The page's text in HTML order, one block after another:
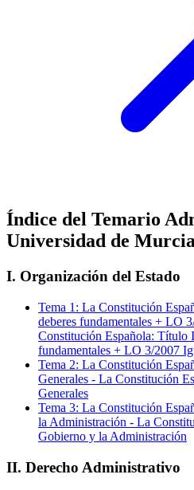
Índice del Temario
Universidad de
I. Organización del Estado
Tema 1 : La Constitución
deberes fundamentales + LO
Constitución Española: Título
fundamentales + LO 3/2007
Tema 2: La Constitución
Generales - La Constitución
Generales
Tema 3: La Constitución
la Administración - La
Gobierno y la Administración
II. Derecho Administrativo